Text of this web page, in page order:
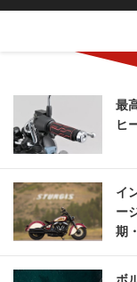
最
ヒ
イ
ー
期
ボ